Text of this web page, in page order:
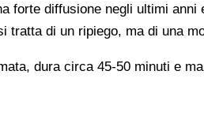
forte diffusione negli ultimi
tratta di un ripiego, ma di una
dura circa 45-50 minuti e